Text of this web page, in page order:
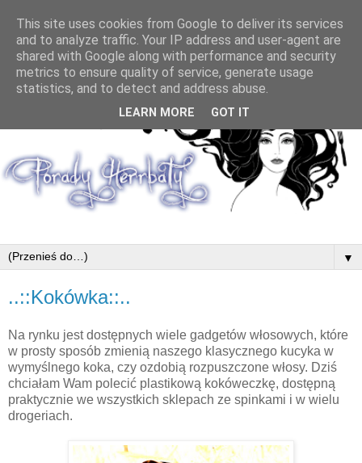
▼
..::Kokówka::..
Na rynku jest dostępnych wiele gadgetów włosowych, które
w prosty sposób zmienią naszego klasycznego kucyka w
wymyślnego koka, czy ozdobią rozpuszczone włosy. Dziś
chciałam Wam polecić plastikową kokóweczkę, dostępną
praktycznie we wszystkich sklepach ze spinkami i w wielu
drogeriach.
This site uses cookies from Google to deliver its services
and to analyze traffic. Your IP address and user-agent are
shared with Google along with performance and security
metrics to ensure quality of service, generate usage
statistics, and to detect and address abuse.
LEARN MORE GOT IT